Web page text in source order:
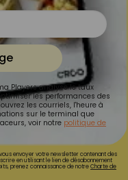
Players analyse le taux
les performances des
les courriels, l'heure à
sur le terminal que
voir notre politique de
envoyer votre newsletter contenant des
en utilisant le lien de désabonnement
prenez connaissance de notreCharte de